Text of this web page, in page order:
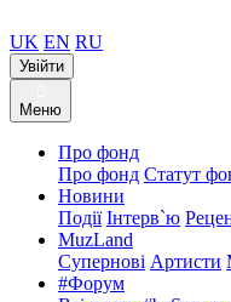
UK EN RU
Увійти
Меню
Про фонд
Про фонд Статут
Новини
Події Інтерв`ю
MuzLand
Супернові Артисти
#Форум